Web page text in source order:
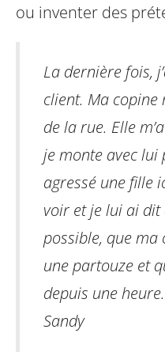
ou inventer des
La dernière fois,
client. Ma copine
de la rue. Elle
je monte avec lui
agressé une fille
voir et je lui ai dit
possible, que ma
une partouze et
depuis une
Sandy